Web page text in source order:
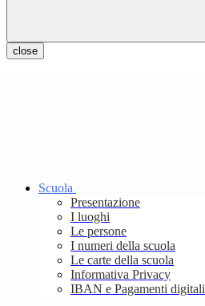
close
Scuola
Presentazione
I luoghi
Le persone
I numeri della scuola
Le carte della scuola
Informativa Privacy
IBAN e Pagamenti digitali